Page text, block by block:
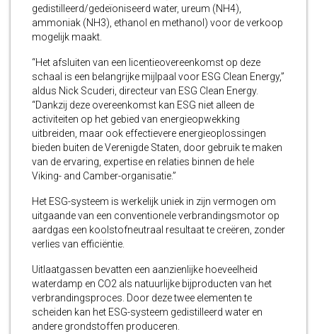
gedistilleerd/gedeïoniseerd water, ureum (NH4),
ammoniak (NH3), ethanol en methanol) voor de verkoop
mogelijk maakt.
“Het afsluiten van een licentieovereenkomst op deze
schaal is een belangrijke mijlpaal voor ESG Clean Energy,”
aldus Nick Scuderi, directeur van ESG Clean Energy.
“Dankzij deze overeenkomst kan ESG niet alleen de
activiteiten op het gebied van energieopwekking
uitbreiden, maar ook effectievere energieoplossingen
bieden buiten de Verenigde Staten, door gebruik te maken
van de ervaring, expertise en relaties binnen de hele
Viking- and Camber-organisatie.”
Het ESG-systeem is werkelijk uniek in zijn vermogen om
uitgaande van een conventionele verbrandingsmotor op
aardgas een koolstofneutraal resultaat te creëren, zonder
verlies van efficiëntie.
Uitlaatgassen bevatten een aanzienlijke hoeveelheid
waterdamp en CO2 als natuurlijke bijproducten van het
verbrandingsproces. Door deze twee elementen te
scheiden kan het ESG-systeem gedistilleerd water en
andere grondstoffen produceren.